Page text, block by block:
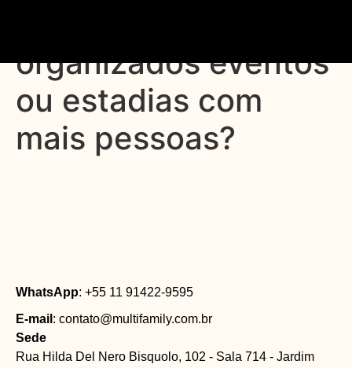
organizados eventos
ou estadias com
mais pessoas?
WhatsApp: +55 11 91422-9595
E-mail : contato@multifamily.com.br
Sede
Rua Hilda Del Nero Bisquolo, 102 - Sala 714 - Jardim